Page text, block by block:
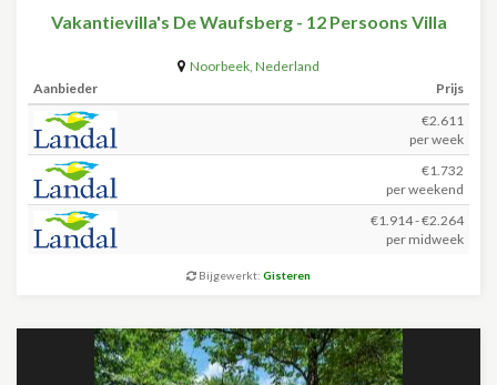
Vakantievilla's De Waufsberg - 12 Persoons Villa
Noorbeek, Nederland
Aanbieder
Prijs
€2.611
per week
€1.732
per weekend
€1.914 - €2.264
per midweek
Bijgewerkt: Gisteren